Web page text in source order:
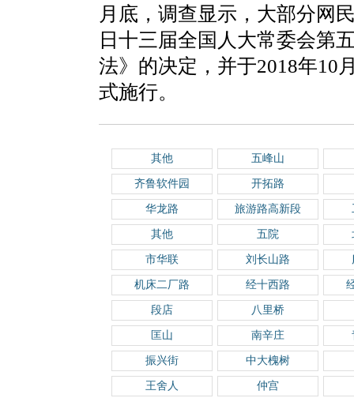
月底，调查显示，大部分网
日十三届全国人大常委会第
法》的决定，并于2018年10
式施行。
其他 五峰山
齐鲁软件园 开拓路
华龙路 旅游路高新段
其他 五院
市华联 刘长山路
机床二厂路 经十西路
段店 八里桥
匡山 南辛庄
振兴街 中大槐树
王舍人 仲宫